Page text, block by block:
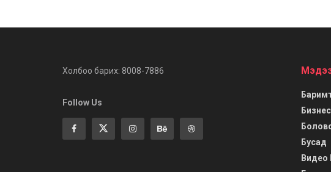
Холбоо барих: 8008-7886
Follow Us
Бусад
Видео